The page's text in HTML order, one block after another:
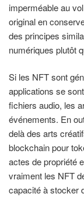
imperméable au
original en
des principes
numériques plutôt
Si les NFT sont
applications se
fichiers audio, les
événements. En
delà des arts
blockchain pour
actes de propriété
vraiment les NFT
capacité à stocker